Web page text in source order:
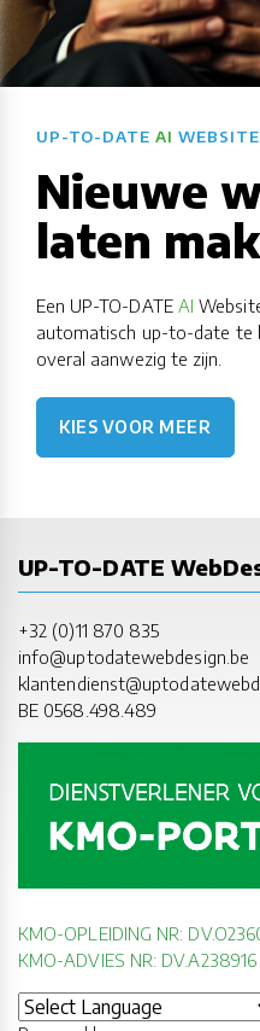
UP-TO-DATE AI WEBSITE
Nieuwe
laten
Een UP-TO-DATE AI
automatisch up-to-date te
overal aanwezig te zijn.
KIES VOOR MEER
UP-TO-DATE
+32 (0)11 870 835
info@uptodatewebdesign.be
BE 0568.498.489
KMO-OPLEIDING NR:
KMO-ADVIES NR: DV.A238916